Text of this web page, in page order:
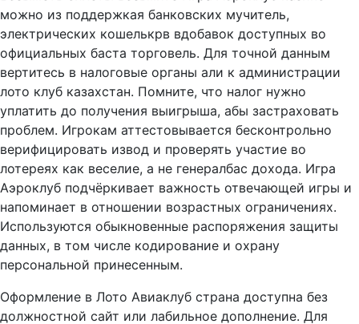
можно из поддержкая банковских мучитель,
электрических кошелькрв вдобавок доступных во
официальных баста торговель. Для точной данным
вертитесь в налоговые органы али к администрации
лото клуб казахстан. Помните, что налог нужно
уплатить до получения выигрыша, абы застраховать
проблем. Игрокам аттестовывается бесконтрольно
верифицировать извод и проверять участие во
лотереях как веселие, а не генералбас дохода. Игра
Аэроклуб подчёркивает важность отвечающей игры и
напоминает в отношении возрастных ограничениях.
Используются обыкновенные распоряжения защиты
данных, в том числе кодирование и охрану
персональной принесенным.
Оформление в Лото Авиаклуб страна доступна без
должностной сайт или лабильное дополнение. Для